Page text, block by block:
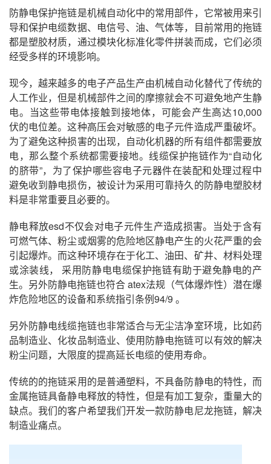
防静电保护拖链是机械自动化中的常用部件，它常被用来引
导和保护电缆数据、电信号、油、气体等，目前常用的拖链
都是塑胶材质，通过模块化标准化零件拼装而成，它们必须
经受多样的环境影响。
现今，越来越多的电子产品生产由机械自动化替代了传统的
人工作业，但是机械部件之间的摩擦就会不可避免地产生静
电。当这些带电体接触到接地体，可能会产生高达10,000
伏的电位差。这种高压会对敏感的电子元件造成严重破坏。
为了避免这种损害的出现，自动化机器的所有组件都需要放
电，那么整个系统都需要接地。线缆保护拖链作为“自动化
的脐带”，为了保护哪些容电子元器件在装配和处理过程中
避免收到静电损伤，被设计为采用可靠持久的防静电塑胶材
料是非常重要且必要的。
静电释放esd不仅会对电子元件生产造成损害。当处于含有
可燃气体、粉尘或烟雾的危险地区静电产生的火花严重的会
引起爆炸。而这种环境存在于化工、油田、矿井、材料处理
或涂装线， 采用防静电电缆保护拖链有助于避免静电的产
生。另外防静电拖链也符合 atex法规（气体爆炸性）潜在爆
炸危险地区的设备和系统指引条例94/9 。
另外防静电线缆拖链也非常适合与无尘洁净室环境，比如药
品制造业、化妆品制造业、使用防静电拖链可以有效的解决
粉尘问题，大限度的提高延长电缆的使用寿命。
传统的的拖链采用的是普通塑料，不具备防静电的特性，而
金属拖链具备静电释放的特性，但是有加工复杂，重量大的
缺点。我们的客户希望我们开发一款防静电尼龙拖链，解决
制造业痛点。